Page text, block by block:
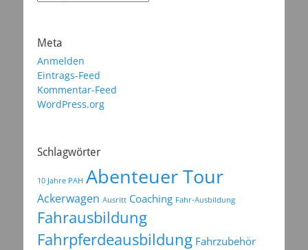
Meta
Anmelden
Eintrags-Feed
Kommentar-Feed
WordPress.org
Schlagwörter
10 Jahre PAH Abenteuer Tour
Ackerwagen Ausritt Coaching Fahr-Ausbildung
Fahrausbildung
Fahrpferdeausbildung Fahrzubehör